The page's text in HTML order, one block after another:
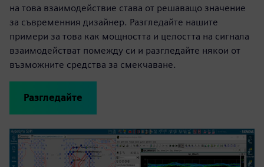
на това взаимодействие става от решаващо значение
за съвременния дизайнер. Разгледайте нашите
примери за това как мощността и целостта на сигнала
взаимодействат помежду си и разгледайте някои от
възможните средства за смекчаване.
Разгледайте